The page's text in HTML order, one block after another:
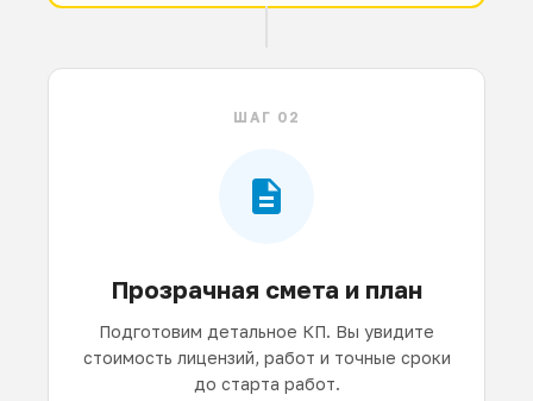
ШАГ 02
Прозрачная смета и план
Подготовим детальное КП. Вы увидите
стоимость лицензий, работ и точные сроки
до старта работ.